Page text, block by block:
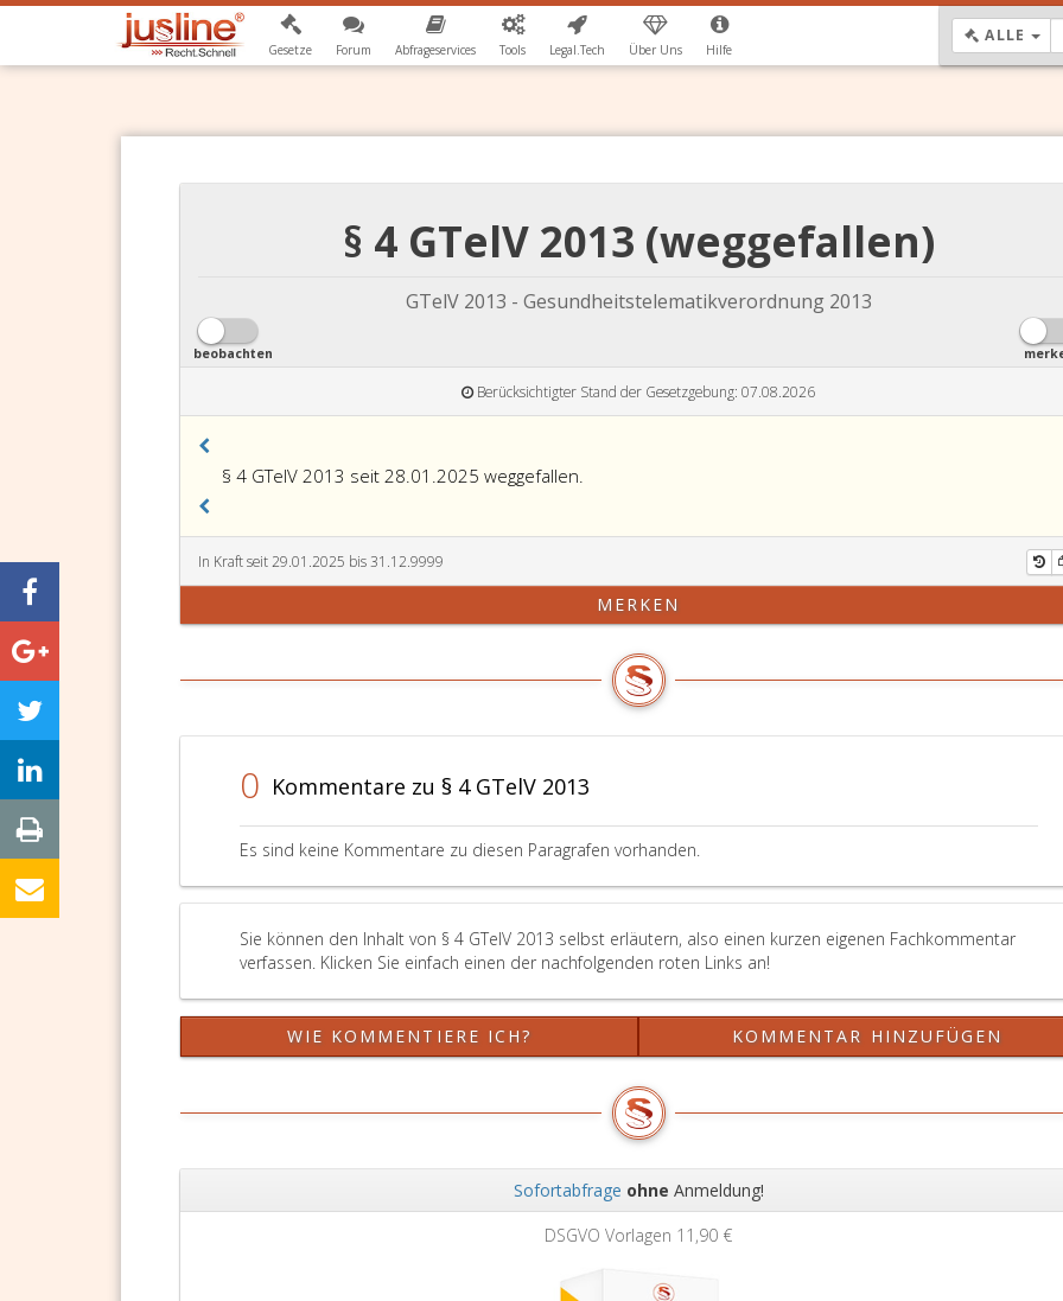
Gesetze Forum Abfrageservices Tools Legal.Tech Über Uns Hilfe
ALLE
§ 4 GTelV 2013 (weggefallen)
GTelV 2013 - Gesundheitstelematikverordnung 2013
beobachten
Berücksichtigter Stand der Gesetzgebung: 07.08.2026
§ 4 GTelV 2013 seit 28.01.2025 weggefallen.
In Kraft seit 29.01.2025 bis 31.12.9999
MERKEN
0 Kommentare zu § 4 GTelV 2013
Es sind keine Kommentare zu diesen Paragrafen vorhanden.
Sie können den Inhalt von § 4 GTelV 2013 selbst erläutern, also einen kurzen eigenen Fachkommentar
verfassen. Klicken Sie einfach einen der nachfolgenden roten Links an!
WIE KOMMENTIERE ICH? KOMMENTAR HINZUFÜGEN
Sofortabfrage ohne Anmeldung!
DSGVO Vorlagen 11,90 €